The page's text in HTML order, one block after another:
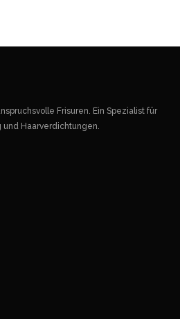
Frisuren. Ein Spezialist für
Haarverdichtungen.